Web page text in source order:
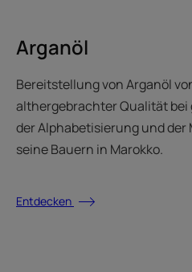
Arganöl
Bereitstellung von Arganöl
althergebrachter Qualität bei
der Alphabetisierung und
seine Bauern in Marokko.
Entdecken